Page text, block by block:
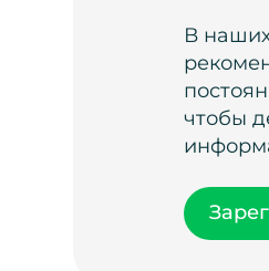
В
чтобы